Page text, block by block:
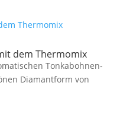
dem Thermomix
Tonkabohnen-
Diamantform von